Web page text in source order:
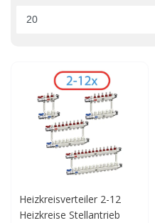
Heizkreisverteiler 2-12
Heizkreise Stellantrieb